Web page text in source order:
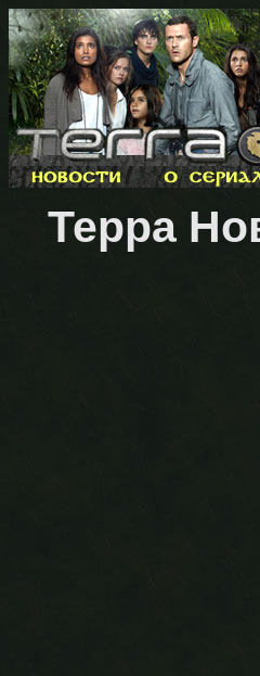
Терра